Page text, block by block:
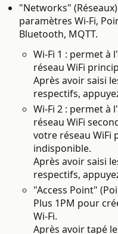
"Networks"
paramètres Wi-Fi,
Bluetooth, MQTT.
Wi-Fi 1 : permet à
réseau WiFi
Après avoir saisi
respectifs,
Wi-Fi 2 : permet à
réseau WiFi
votre réseau WiFi
indisponible.
Après avoir saisi
respectifs,
"Access Point"
Plus 1PM pour
Wi-Fi.
Après avoir tapé